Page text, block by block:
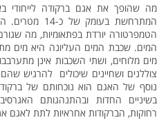
מה שהופך את אגם ברקודה לייחודי
המתרחשת
הטמפרטורה יורדת בפתאומיות, מה
המים. שכבת המים העליונה היא מים
מים מלוחים, ושתי השכבות אינן
צוללנים ושחיינים שיכולים להרגיש
נוסף של האגם הוא נוכחותם של
בשיניים החדות ובהתנהגותם
רחוקות, הברקודות אחראיות לתת לאגם